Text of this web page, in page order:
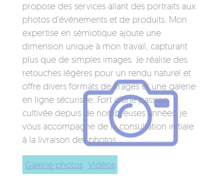
propose des services allant des portraits aux
photos d’événements et de produits. Mon
expertise en sémiotique ajoute une
dimension unique à mon travail, capturant
plus que de simples images. Je réalise des
retouches légères pour un rendu naturel et
offre divers formats de tirages et une galerie
en ligne sécurisée. Fort d’une passion
cultivée depuis de nombreuses années, je
vous accompagne de la consultation initiale
à la livraison des photos.
Galerie photos Vidéos